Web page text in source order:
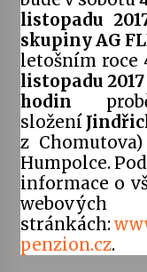
listopadu
skupiny AG
letošním roce
listopadu 2017
hodin
složení
z
Humpolce.
informace o
webových
stránkách:
penzion.cz.